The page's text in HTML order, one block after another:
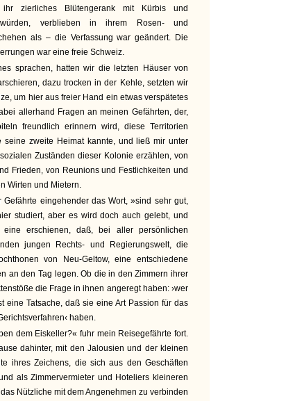
zierliches Blütengerank mit Kürbis und
verblieben in ihrem Rosen- und
als – die Verfassung war geändert. Die
war eine freie Schweiz.
sprachen, hatten wir die letzten Häuser von
dazu trocken in der Kehle, setzten wir
um hier aus freier Hand ein etwas verspätetes
allerhand Fragen an meinen Gefährten, der,
freundlich erinnern wird, diese Territorien
zweite Heimat kannte, und ließ mir unter
Zuständen dieser Kolonie erzählen, von
Frieden, von Reunions und Festlichkeiten und
Wirten und Mietern.
eingehender das Wort, »sind sehr gut,
studiert, aber es wird doch auch gelebt, und
erschienen, daß, bei aller persönlichen
jungen Rechts- und Regierungswelt, die
von Neu-Geltow, eine entschiedene
an den Tag legen. Ob die in den Zimmern ihrer
die Frage in ihnen angeregt haben: ›wer
eine Tatsache, daß sie eine Art Passion für das
haben.
dem Eiskeller?« fuhr mein Reisegefährte fort.
dahinter, mit den Jalousien und der kleinen
ihres Zeichens, die sich aus den Geschäften
als Zimmervermieter und Hoteliers kleineren
Nützliche mit dem Angenehmen zu verbinden